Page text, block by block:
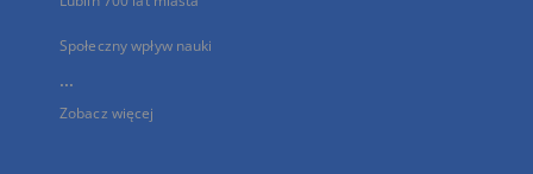
Społeczny wpływ nauki
...
Zobacz więcej